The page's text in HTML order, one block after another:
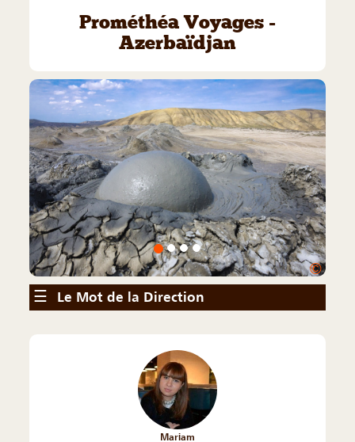
Prométhéa Voyages -
Azerbaïdjan
©
☰
Le Mot de la Direction
Mariam